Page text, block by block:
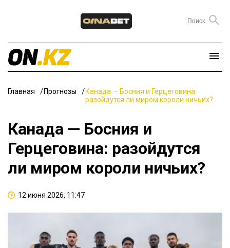
Главная Прогнозы
Канада — Босния и Герцеговина:
разойдутся ли миром короли ничьих?
Канада — Босния и
Герцеговина: разойдутся
ли миром короли ничьих?
12 июня 2026, 11:47